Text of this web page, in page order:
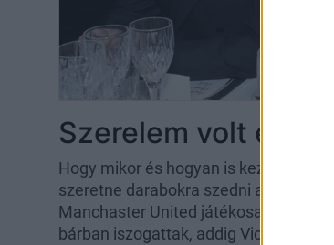
Szerelem volt első
Hogy mikor és hogyan is kezdődött
szeretne darabokra szedni a
Manchaster United játékosai
bárban iszogattak, addig Victoriának